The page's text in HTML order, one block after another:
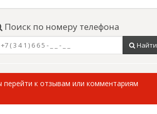
Поиск по номеру телефона
Найти
к отзывам или комментариям